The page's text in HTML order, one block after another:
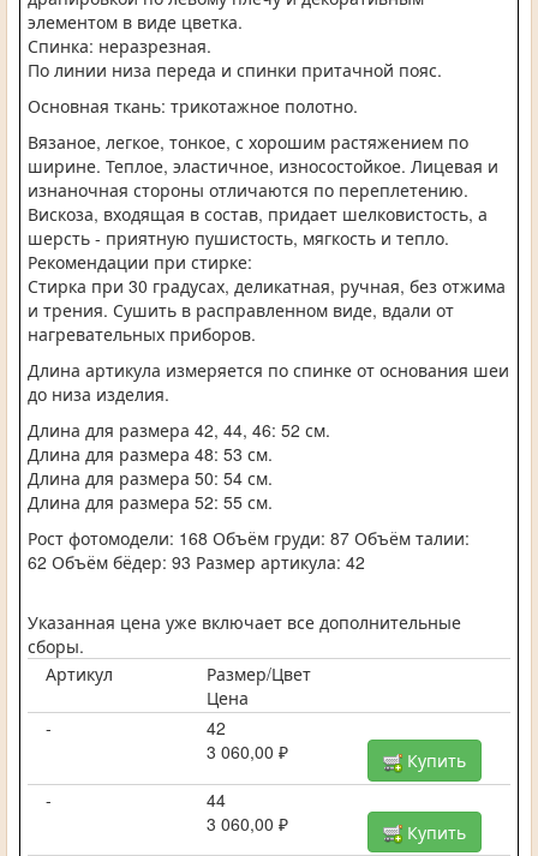
элементом в виде цветка.
Спинка: неразрезная.
По линии низа переда и спинки притачной пояс.
Основная ткань: трикотажное полотно.
Вязаное, легкое, тонкое, с хорошим растяжением по
ширине. Теплое, эластичное, износостойкое. Лицевая и
изнаночная стороны отличаются по переплетению.
Вискоза, входящая в состав, придает шелковистость, а
шерсть - приятную пушистость, мягкость и тепло.
Рекомендации при стирке:
Стирка при 30 градусах, деликатная, ручная, без отжима
и трения. Сушить в расправленном виде, вдали от
нагревательных приборов.
Длина артикула измеряется по спинке от основания шеи
до низа изделия.
Длина для размера 42, 44, 46: 52 см.
Длина для размера 48: 53 см.
Длина для размера 50: 54 см.
Длина для размера 52: 55 см.
Рост фотомодели: 168 Объём груди: 87 Объём талии:
62 Объём бёдер: 93 Размер артикула: 42
Указанная цена уже включает все дополнительные
сборы.
Артикул
Размер/Цвет
Цена
-
42
3 060,00 ₽
Купить
-
44
3 060,00 ₽
Купить